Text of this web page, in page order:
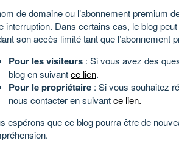
de domaine ou l’abonnement premium
interruption. Dans certains cas, le blog
son accès limité tant que l’abonnement
Pour les visiteurs : Si vous avez des
blog en suivantce lien.
Pour le propriétaire : Si vous souhaitez
nous contacter en suivantce lien.
espérons que ce blog pourra être de